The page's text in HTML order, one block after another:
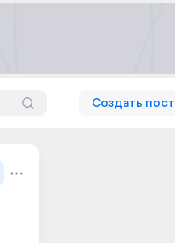
Создать пост